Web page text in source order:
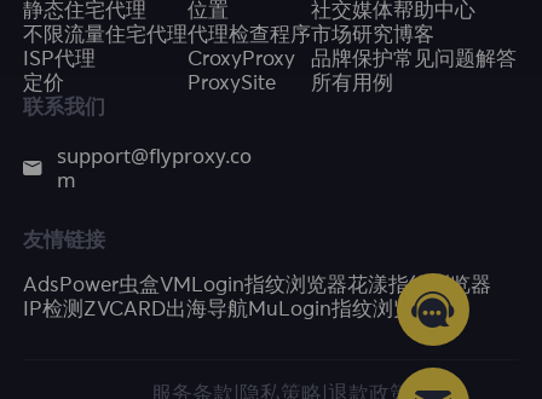
静态住宅代理
不限流量住宅代理
ISP代理
定价
位置
代理检查程序
CroxyProxy
ProxySite
社交媒体
市场研究
品牌保护
所有用例
帮助中心
博客
常见问题解答
联系我们
support@flyproxy.co
m
友情链接
AdsPower虫盒VMLogin指纹浏览器花漾指纹浏览器
IP检测 ZVCARD出海导航MuLogin指纹浏览器
服务条款 隐私策略 退款政策